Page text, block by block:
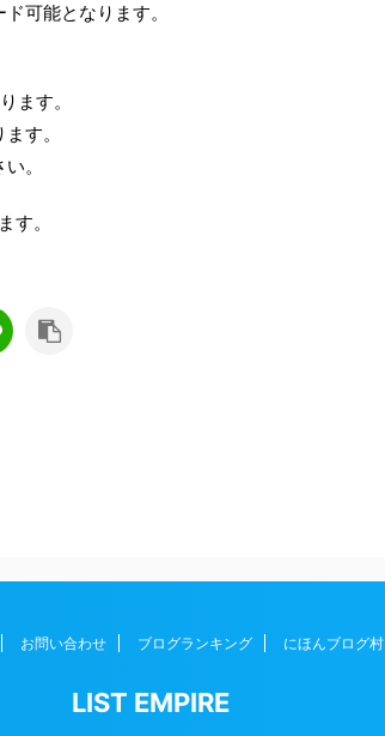
可能となります。
ます。
す。
。
す。
お問い合わせ ブログランキング にほんブログ村
LIST EMPIRE